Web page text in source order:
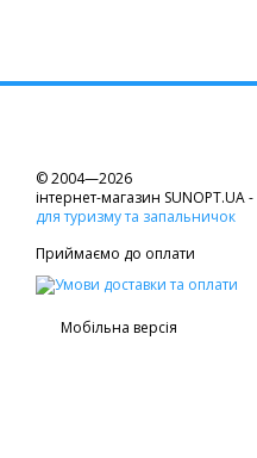
© 2004—2026
інтернет-магазин SUNOPT.UA -
для туризму та запальничок
Приймаємо до оплати
Мобільна версія